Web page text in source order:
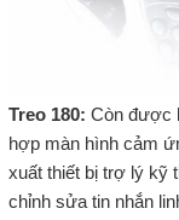
Treo 180: Còn được
hợp màn hình cảm
xuất thiết bị trợ lý kỹ
chỉnh sửa tin nhắn